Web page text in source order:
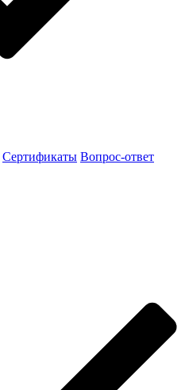
Сертификаты Вопрос-ответ